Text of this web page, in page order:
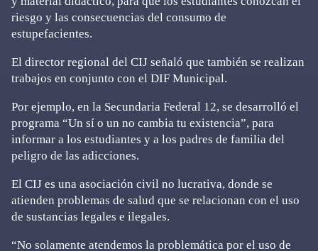
riesgo y las consecuencias del consumo de
estupefacientes.
El director regional del CIJ señaló que también se realizan
trabajos en conjunto con el DIF Municipal.
Por ejemplo, en la Secundaria Federal 12, se desarrolló el
programa “Un sí o un no cambia tu existencia”, para
informar a los estudiantes y a los padres de familia del
peligro de las adicciones.
El CIJ es una asociación civil no lucrativa, donde se
atienden problemas de salud que se relacionan con el uso
de sustancias legales e ilegales.
“No solamente atendemos la problemática por el uso de